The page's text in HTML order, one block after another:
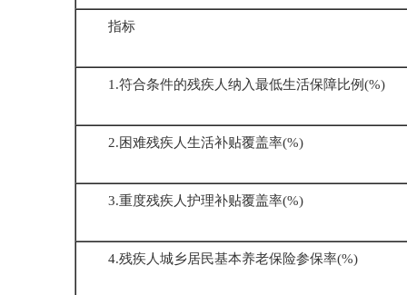
指标
1.符合条件的残疾人纳入最低生活保障比例(%)
2.困难残疾人生活补贴覆盖率(%)
3.重度残疾人护理补贴覆盖率(%)
4.残疾人城乡居民基本养老保险参保率(%)